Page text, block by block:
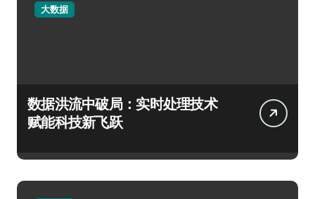
大数据
数据洪流中破局：实时处理技术
赋能科技新飞跃